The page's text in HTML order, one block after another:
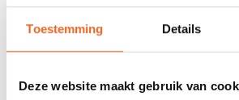
Toestemming Details
Deze website maakt gebruik van
koele tot koude omstandigheden.